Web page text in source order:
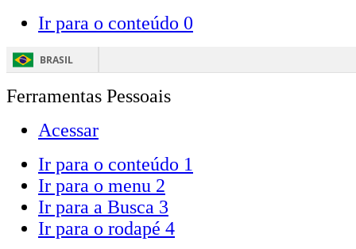
Ir para o conteúdo 0
BRASIL
Ferramentas Pessoais
Acessar
Ir para o conteúdo 1
Ir para o menu 2
Ir para a Busca 3
Ir para o rodapé 4